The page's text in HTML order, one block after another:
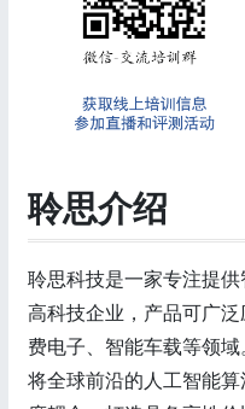
聆思介绍
聆思科技是一家专注提
高科技企业，产品可广
费电子、智能车载等领
将全球前沿的人工智能